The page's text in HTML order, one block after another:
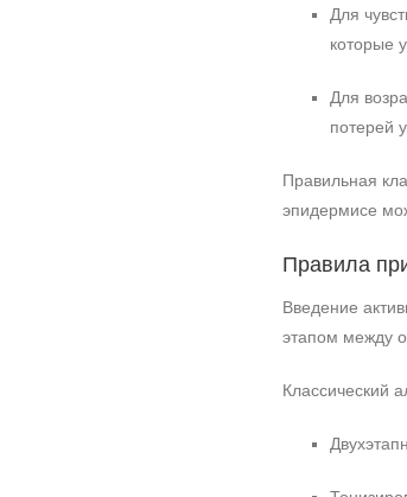
Для
которые
Для
потерей
Правильная
эпидермисе
Правила
Введение
этапом между
Классический